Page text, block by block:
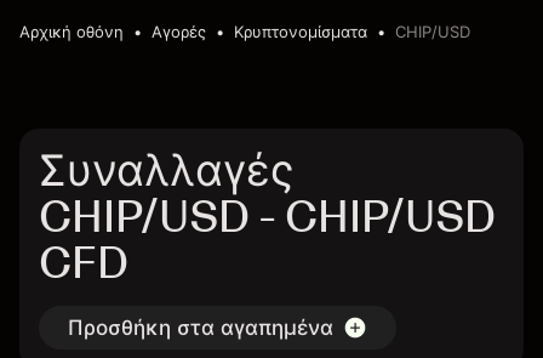
Αρχική οθόνη Αγορές Κρυπτονομίσματα CHIP/USD
Συναλλαγές
CHIP/USD - CHIP/USD
CFD
Προσθήκη στα αγαπημένα